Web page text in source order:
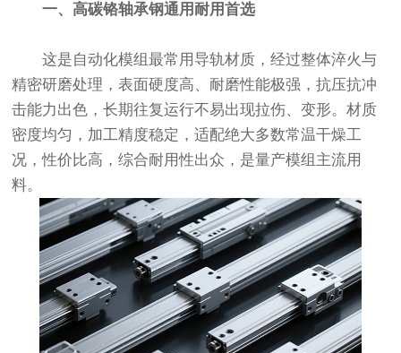
一、高碳铬轴承钢通用耐用首选
这是自动化模组最常用导轨材质，经过整体淬火与
精密研磨处理，表面硬度高、耐磨性能极强，抗压抗冲
击能力出色，长期往复运行不易出现拉伤、变形。材质
密度均匀，加工精度稳定，适配绝大多数常温干燥工
况，性价比高，综合耐用性出众，是量产模组主流用
料。